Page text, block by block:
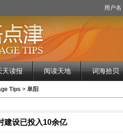
用户名
天读报 阅读天地 词海拾贝
Tips > 阜阳
建设已投入10余亿